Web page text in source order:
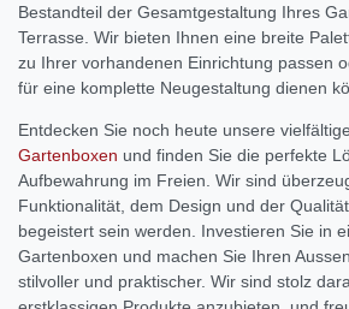
Bestandteil der Gesamtgestaltung Ihres
Terrasse. Wir bieten Ihnen eine breite
zu Ihrer vorhandenen Einrichtung passen
für eine komplette Neugestaltung dienen
Entdecken Sie noch heute unsere
Gartenboxen und finden Sie die perfekte
Aufbewahrung im Freien. Wir sind
Funktionalität, dem Design und der
begeistert sein werden. Investieren Sie in
Gartenboxen und machen Sie Ihren
stilvoller und praktischer. Wir sind stolz